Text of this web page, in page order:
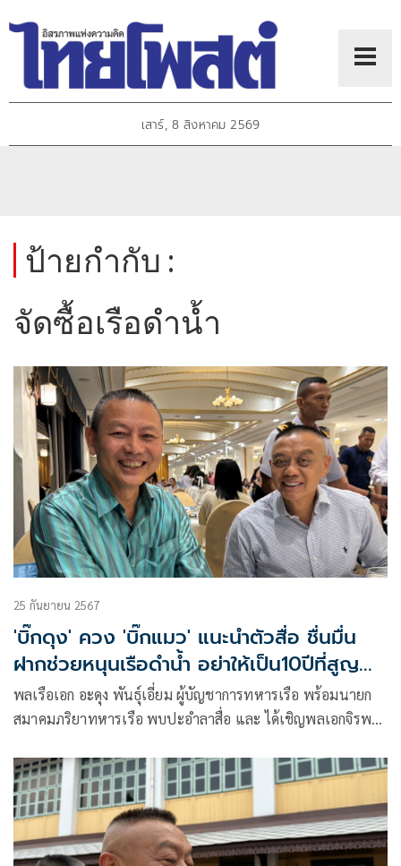
เสาร์, 8 สิงหาคม 2569
ป้ายกำกับ :
จัดซื้อเรือดำน้ำ
25 กันยายน 2567
'บิ๊กดุง' ควง 'บิ๊กแมว' แนะนำตัวสื่อ ชื่นมื่น
ฝากช่วยหนุนเรือดำน้ำ อย่าให้เป็น10ปีที่สูญ
เปล่า
พลเรือเอก อะดุง พันธุ์เอี่ยม ผู้บัญชาการทหารเรือ พร้อมนายก
สมาคมภริยาทหารเรือ พบปะอำลาสื่อ และ ได้เชิญพลเอกจิรพล
ใหม่และภริยา มาแนะนำตัวกับต่อสื่อมวลชน